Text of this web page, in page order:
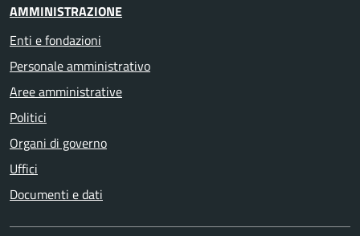
AMMINISTRAZIONE
Enti e fondazioni
Personale amministrativo
Aree amministrative
Politici
Organi di governo
Uffici
Documenti e dati